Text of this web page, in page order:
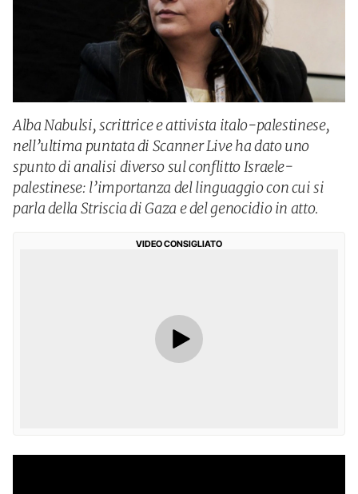
Alba Nabulsi, scrittrice e attivista italo-palestinese,
nell’ultima puntata di Scanner Live ha dato uno
spunto di analisi diverso sul conflitto Israele-
palestinese: l’importanza del linguaggio con cui si
parla della Striscia di Gaza e del genocidio in atto.
VIDEO CONSIGLIATO